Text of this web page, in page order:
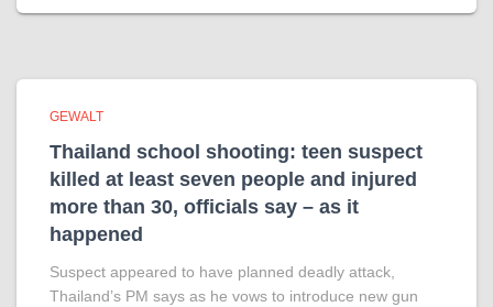
GEWALT
Thailand school shooting: teen suspect
killed at least seven people and injured
more than 30, officials say – as it
happened
Suspect appeared to have planned deadly attack,
Thailand’s PM says as he vows to introduce new gun